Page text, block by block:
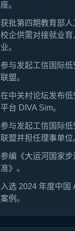
座。
获批第四期教育部
校企供需对接就业
业。
参与发起工信国际
联盟。
在中关村论坛发布
平台 DIVA Sim。
参与发起工信国际
联盟并担任理事单位
参编《大运河国家
准》。
入选 2024 年度中国
案例。